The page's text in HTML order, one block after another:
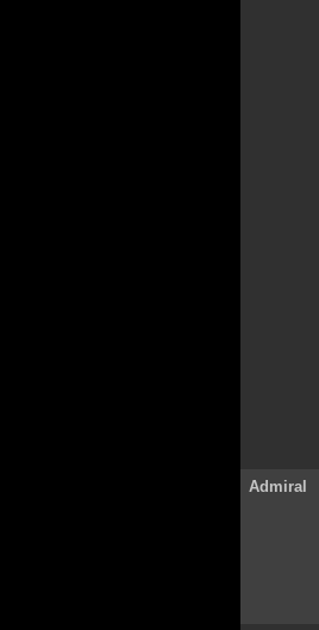
Admiral